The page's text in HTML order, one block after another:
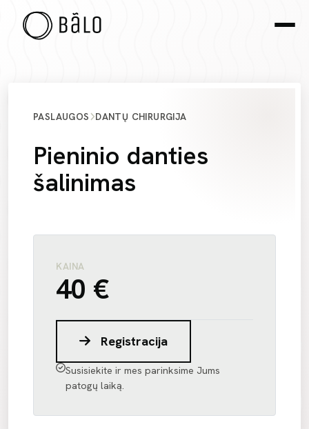
PASLAUGOS DANTŲ CHIRURGIJA
Pieninio danties
šalinimas
KAINA
40 €
Registracija
Susisiekite ir mes parinksime Jums
patogų laiką.